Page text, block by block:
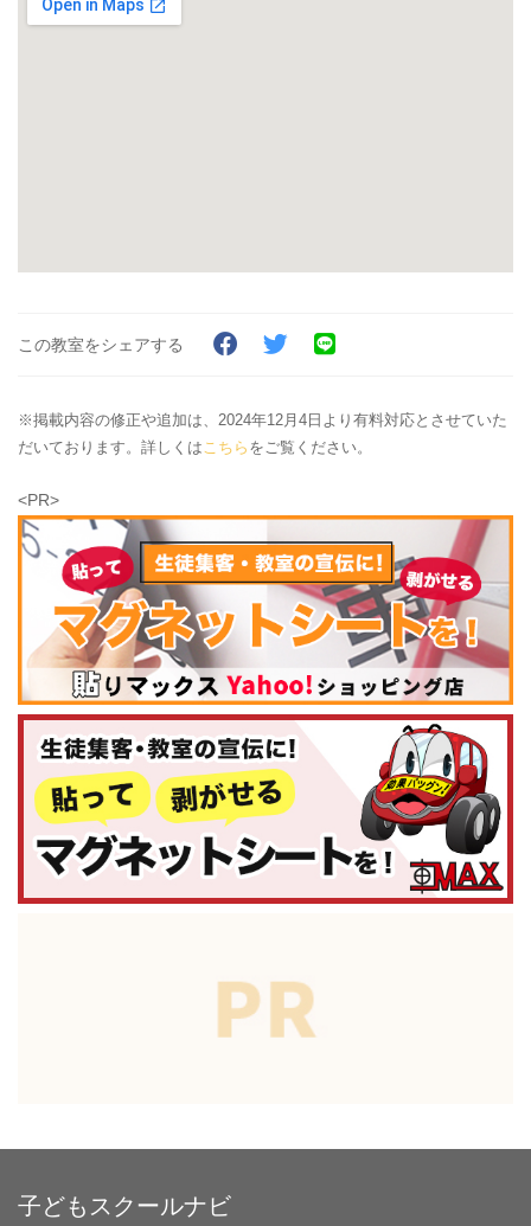
この教室をシェアする
※掲載内容の修正や追加は、2024年12月4日より有料対応とさせていた
だいております。詳しくは こちら をご覧ください。
<PR>
子どもスクールナビ